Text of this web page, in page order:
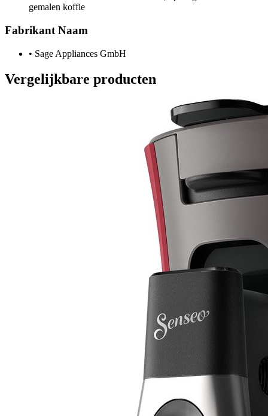
gemalen koffie
Fabrikant Naam
• Sage Appliances GmbH
Vergelijkbare producten